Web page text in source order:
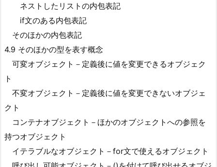
ネストしたリストの内包表記
if文のある内包表記
そのほかの内包表記
4.9 そのほかの型を表す概念
可変オブジェクト－定義後に値を変更できるオブジェク
ト
不変オブジェクト－定義後に値を変更できないオブジェ
クト
コンテナオブジェクト－ほかのオブジェクトへの参照を
持つオブジェクト
イテラブルなオブジェクト－for文で使えるオブジェクト